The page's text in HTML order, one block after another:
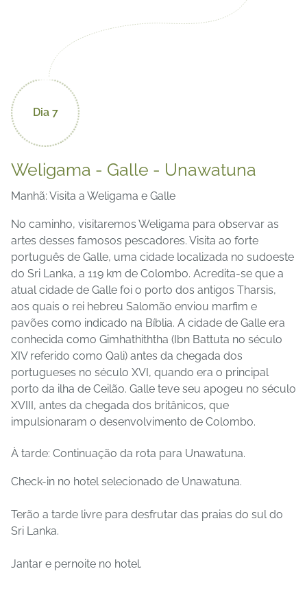
Dia 7
Weligama - Galle - Unawatuna
Manhã: Visita a Weligama e Galle
No caminho, visitaremos Weligama para observar as
artes desses famosos pescadores. Visita ao forte
português de Galle, uma cidade localizada no sudoeste
do Sri Lanka, a 119 km de Colombo. Acredita-se que a
atual cidade de Galle foi o porto dos antigos Tharsis,
aos quais o rei hebreu Salomão enviou marfim e
pavões como indicado na Bíblia. A cidade de Galle era
conhecida como Gimhathiththa (Ibn Battuta no século
XIV referido como Qali) antes da chegada dos
portugueses no século XVI, quando era o principal
porto da ilha de Ceilão. Galle teve seu apogeu no século
XVIII, antes da chegada dos britânicos, que
impulsionaram o desenvolvimento de Colombo.
À tarde: Continuação da rota para Unawatuna.
Check-in no hotel selecionado de Unawatuna.
Terão a tarde livre para desfrutar das praias do sul do
Sri Lanka.
Jantar e pernoite no hotel.